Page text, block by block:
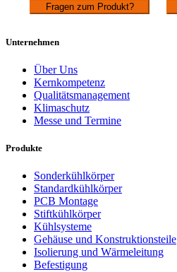
Fragen zum Produkt?
Unternehmen
Über Uns
Kernkompetenz
Qualitätsmanagement
Klimaschutz
Messe und Termine
Produkte
Sonderkühlkörper
Standardkühlkörper
PCB Montage
Stiftkühlkörper
Kühlsysteme
Gehäuse und Konstruktionsteile
Isolierung und Wärmeleitung
Befestigung